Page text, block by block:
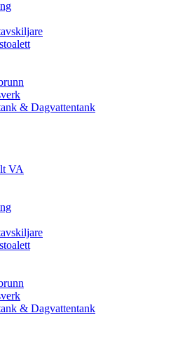
& Dagvattentank
VA
& Dagvattentank